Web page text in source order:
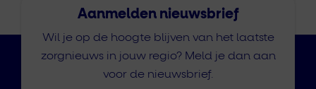
Aanmelden nieuwsbrief
Wil je op de hoogte blijven van het laatste
zorgnieuws in jouw regio? Meld je dan aan
voor de nieuwsbrief.